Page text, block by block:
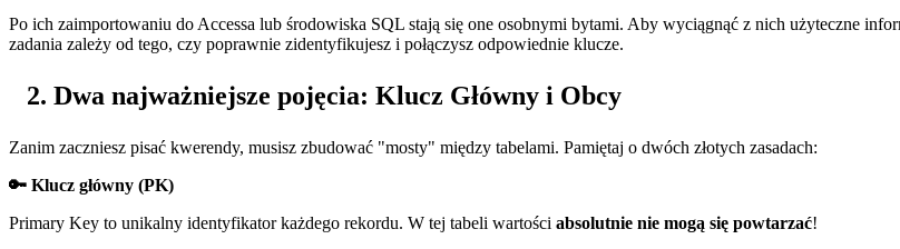
Po ich zaimportowaniu do Accessa lub środowiska SQL stają się one osobnymi bytami. Aby wyciągnąć z nich użyteczne
zadania zależy od tego, czy poprawnie zidentyfikujesz i połączysz odpowiednie klucze.
Dwa najważniejsze pojęcia: Klucz Główny i Obcy
Zanim zaczniesz pisać kwerendy, musisz zbudować "mosty" między tabelami. Pamiętaj o dwóch złotych zasadach:
🔑 Klucz główny (PK)
Primary Key to unikalny identyfikator każdego rekordu. W tej tabeli wartości absolutnie nie mogą się powtarzać!